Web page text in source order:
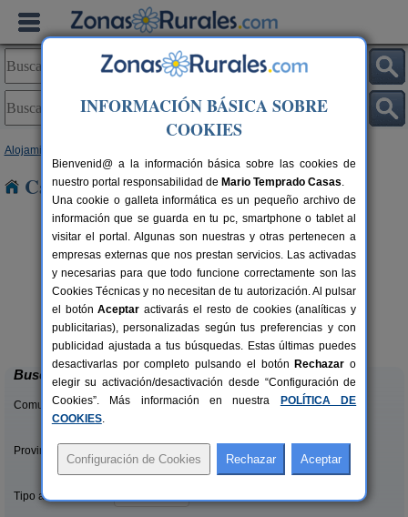
Alojamientos
Casas Rurales cerca de Colle
8+1 pers.
desde27 €
Complejo Rural Aguas Frías
La Omañuela (León)
Buscar
Comunidades:
Provincias/Islas:
Tipo alquiler:
INFORMACIÓN BÁSICA SOBRE
COOKIES
Bienvenid@ a la información básica sobre las cookies de
nuestro portal responsabilidad de Mario Temprado Casas.
Una cookie o galleta informática es un pequeño archivo de
información que se guarda en tu pc, smartphone o tablet al
visitar el portal. Algunas son nuestras y otras pertenecen a
empresas externas que nos prestan servicios. Las activadas
y necesarias para que todo funcione correctamente son las
Cookies Técnicas y no necesitan de tu autorización. Al pulsar
el botónAceptar activarás el resto de cookies (analíticas y
publicitarias), personalizadas según tus preferencias y con
publicidad ajustada a tus búsquedas. Estas últimas puedes
desactivarlas por completo pulsando el botón Rechazar o
elegir su activación/desactivación desde “Configuración de
Cookies”. Más información en nuestra
POLÍTICA DE
COOKIES.